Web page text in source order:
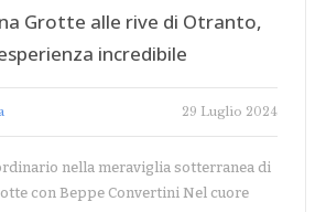
Grotte alle rive di Otranto,
incredibile
29 Luglio 2024
nella meraviglia sotterranea di
con Beppe Convertini Nel cuore